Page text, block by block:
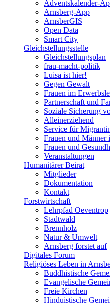
Adventskalender-
Arnsberg-App
ArnsberGIS
Open Data
Smart City
Gleichstellungsstelle
Gleichstellungsplan
frau-macht-politik
Luisa ist hier!
Gegen Gewalt
Frauen im
Partnerschaft und
Soziale Sicherung
Alleinerziehend
Service für
Frauen und Männer
Frauen und
Veranstaltungen
Humanitärer Beirat
Mitglieder
Dokumentation
Kontakt
Forstwirtschaft
Lehrpfad Oeventrop
Stadtwald
Brennholz
Natur & Umwelt
Arnsberg forstet auf
Digitales Forum
Religiöses Leben in
Buddhistische
Evangelische
Freie Kirchen
Hinduistische